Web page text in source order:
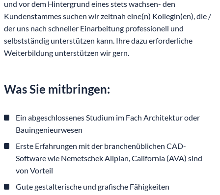
und vor dem Hintergrund eines stets wachsen- den
Kundenstammes suchen wir zeitnah eine(n) Kollegin(en), die /
der uns nach schneller Einarbeitung professionell und
selbstständig unterstützen kann. Ihre dazu erforderliche
Weiterbildung unterstützen wir gern.
Was Sie mitbringen:
Ein abgeschlossenes Studium im Fach Architektur oder
Bauingenieurwesen
Erste Erfahrungen mit der branchenüblichen CAD-
Software wie Nemetschek Allplan, California (AVA) sind
von Vorteil
Gute gestalterische und grafische Fähigkeiten